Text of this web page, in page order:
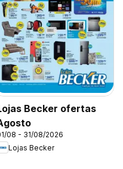
Becker ofertas
08 - 31/08/2026
Lojas Becker